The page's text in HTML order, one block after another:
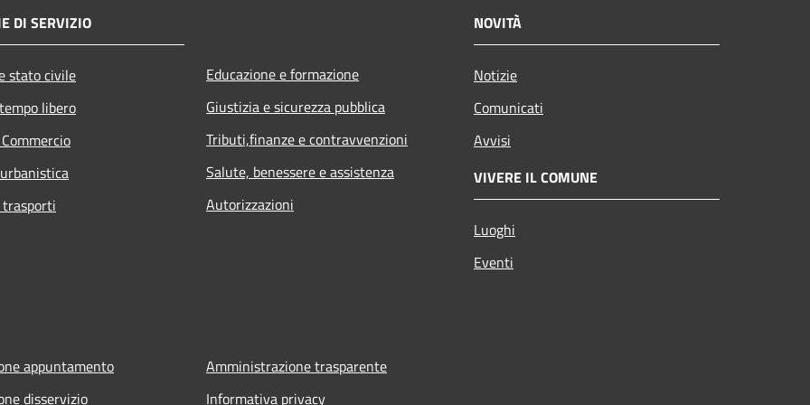
DI SERVIZIO
stato civile
libero
Educazione e formazione
Giustizia e sicurezza pubblica
Tributi,finanze e contravvenzioni
Salute, benessere e assistenza
Autorizzazioni
NOVITÀ
Notizie
Comunicati
Avvisi
VIVERE IL COMUNE
Luoghi
Eventi
appuntamento
disservizio
Amministrazione trasparente
Informativa privacy